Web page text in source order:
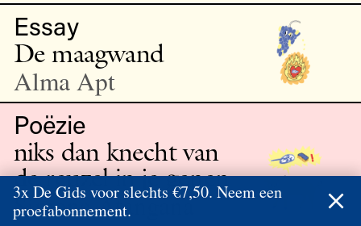
Essay
De maagwand
Alma Apt
Poëzie
niks dan knecht van
de reuzel in je genen
Simone Atangana
3x De Gids voor slechts €7,50. Neem een
proefabonnement.